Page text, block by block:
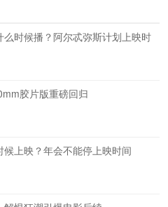
么时候播？阿尔忒弥斯计划上映时
胶片版重磅回归
上映？年会不能停上映时间